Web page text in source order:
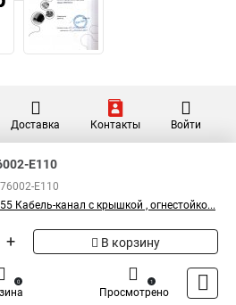
Доставка Контакты Войти
E110
E110
Кабель-канал с крышкой , огнестойко...
+ В корзину
0
Просмотрено
1